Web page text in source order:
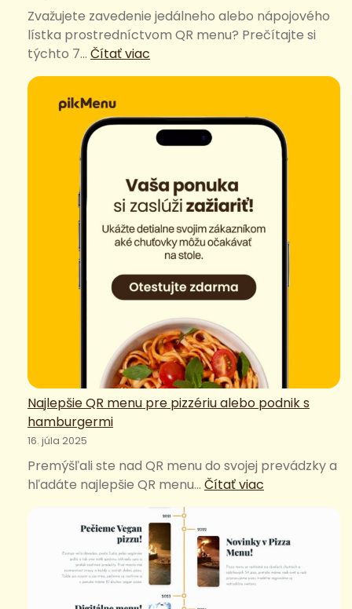
Zvažujete zavedenie jedálneho alebo nápojového
lístka prostredníctvom QR menu? Prečítajte si
týchto 7… Čítať viac
7
menu
Najlepšie QR menu pre pizzériu alebo podnik s
hamburgermi
16. júla 2025
Premýšľali ste nad QR menu do svojej prevádzky a
hľadáte najlepšie QR menu… Čítať viac
menu
pizzériu